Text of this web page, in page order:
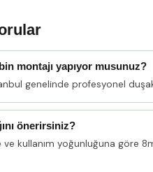
montajı yapıyor musunuz?
genelinde profesyonel
önerirsiniz?
ve kullanım yoğunluğuna göre